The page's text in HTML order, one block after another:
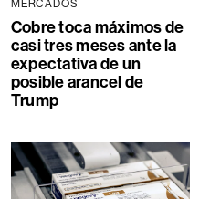
MERCADOS
Cobre toca máximos de
casi tres meses ante la
expectativa de un
posible arancel de
Trump